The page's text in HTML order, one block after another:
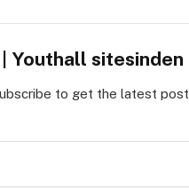
Youthall
to get the latest